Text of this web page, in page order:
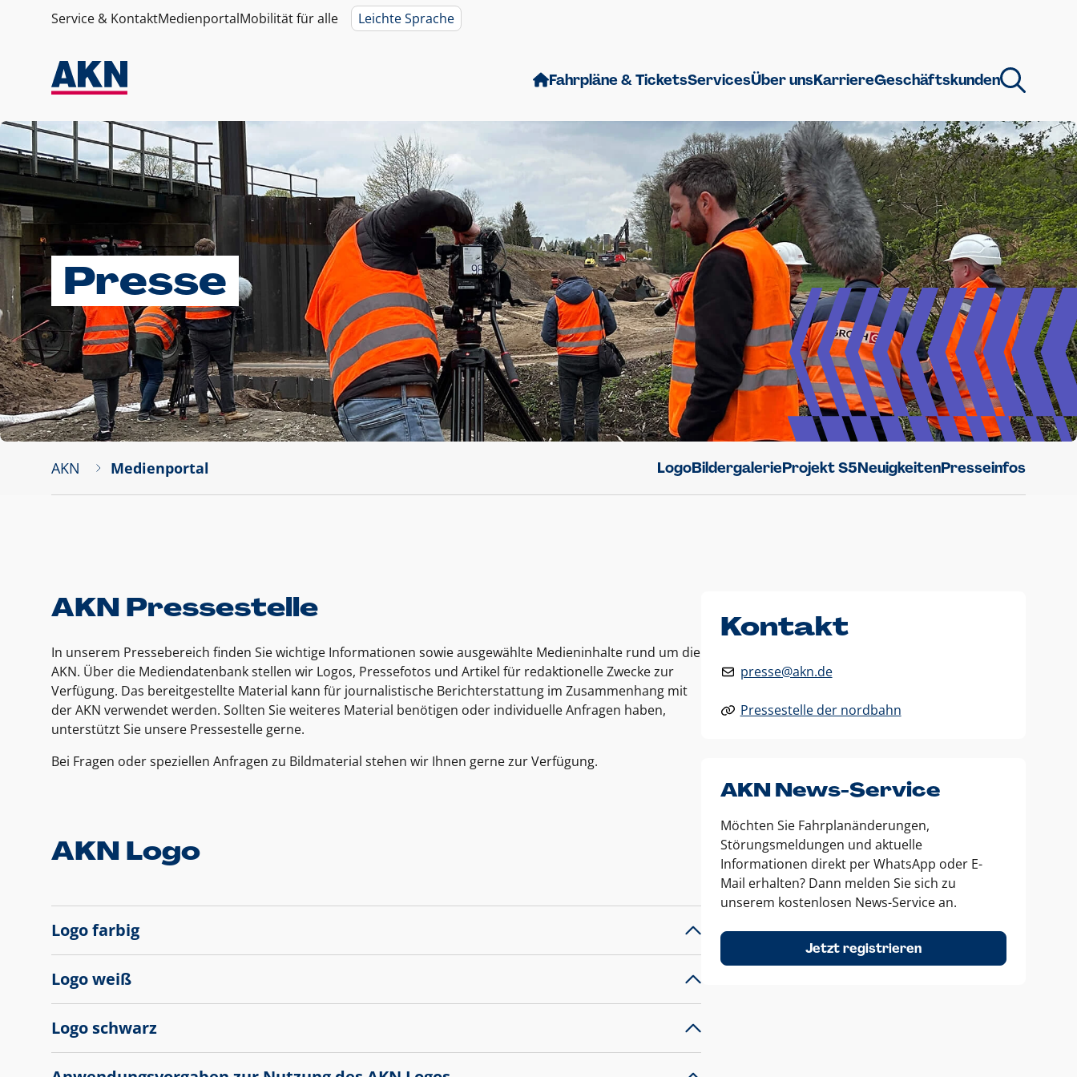
Service & KontaktMedienportalMobilität für alle Leichte Sprache
Fahrpläne & TicketsServicesÜber unsKarriereGeschäftskunden
Presse
AKN Medienportal LogoBildergalerieProjekt S5NeuigkeitenPresseinfos
AKN Pressestelle
In unserem Pressebereich finden Sie wichtige Informationen sowie ausgewählte Medieninhalte rund um die
AKN. Über die Mediendatenbank stellen wir Logos, Pressefotos und Artikel für redaktionelle Zwecke zur
Verfügung. Das bereitgestellte Material kann für journalistische Berichterstattung im Zusammenhang mit
der AKN verwendet werden. Sollten Sie weiteres Material benötigen oder individuelle Anfragen haben,
unterstützt Sie unsere Pressestelle gerne.
Bei Fragen oder speziellen Anfragen zu Bildmaterial stehen wir Ihnen gerne zur Verfügung.
AKN Logo
Logo farbig
Logo weiß
Logo schwarz
Kontakt
presse@akn.de
Pressestelle der nordbahn
AKN News-Service
Möchten Sie Fahrplanänderungen,
Störungsmeldungen und aktuelle
Informationen direkt per WhatsApp oder E-
Mail erhalten? Dann melden Sie sich zu
unserem kostenlosen News-Service an.
Jetzt registrieren